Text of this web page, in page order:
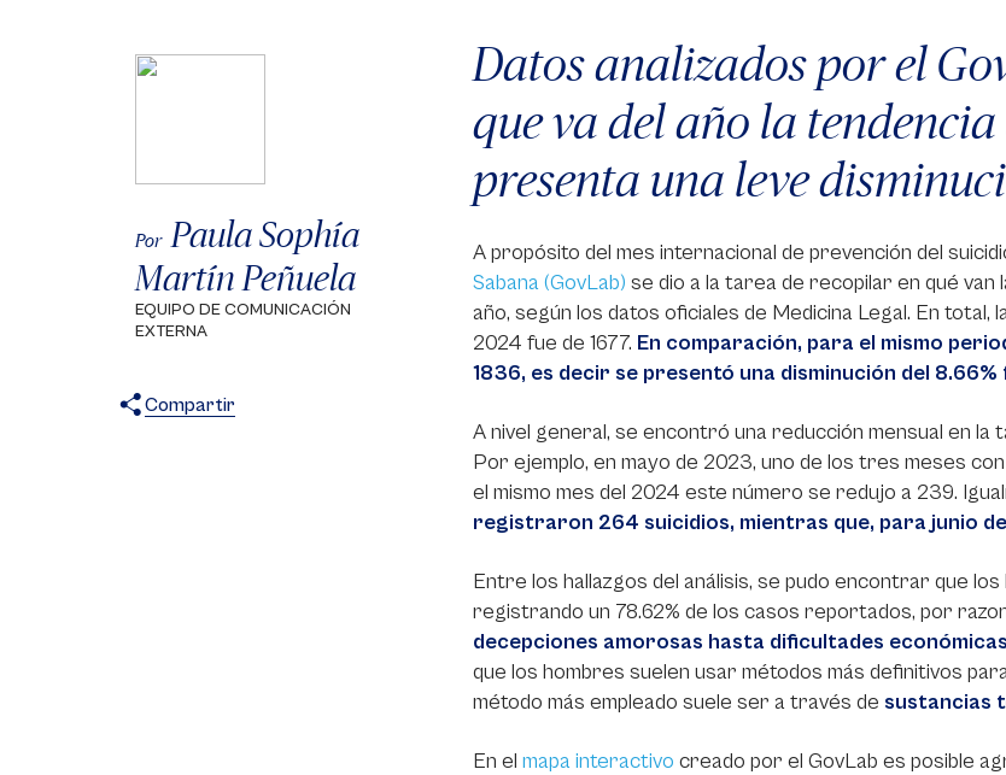
Por Paula Sophía
Martín Peñuela
EQUIPO DE COMUNICACIÓN
EXTERNA
Compartir
Datos analizados por el
que va del año la
presenta una leve
A propósito del mes internacional de prevención del
Sabana (GovLab) se dio a la tarea de recopilar en qué
año, según los datos oficiales de Medicina Legal. En
2024 fue de 1677. En comparación, para el mismo
1836, es decir se presentó una disminución del
A nivel general, se encontró una reducción mensual en
Por ejemplo, en mayo de 2023, uno de los tres meses
el mismo mes del 2024 este número se redujo a 239.
registraron 264 suicidios, mientras que, para junio
Entre los hallazgos del análisis, se pudo encontrar que
registrando un 78.62% de los casos reportados, por
decepciones amorosas hasta dificultades
que los hombres suelen usar métodos más definitivos
método más empleado suele ser a través de sustancias
En el mapa interactivo creado por el GovLab es posible